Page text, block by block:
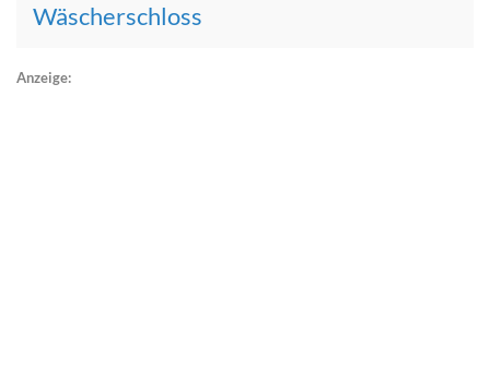
Wäscherschloss
Anzeige: